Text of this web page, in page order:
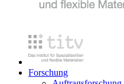
Forschung